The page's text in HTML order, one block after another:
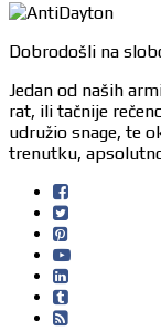
Dobrodošli na
Jedan od naših
rat, ili tačnije
udružio snage, te
trenutku,